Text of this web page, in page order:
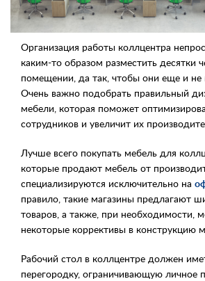
Организация работы коллцентра
каким-то образом разместить десятки
помещении, да так, чтобы они еще и не
Очень важно подобрать правильный
мебели, которая поможет
сотрудников и увеличит их
Лучше всего покупать мебель для
которые продают мебель от
специализируются исключительно на
правило, такие магазины предлагают
товаров, а также, при необходимости,
некоторые коррективы в конструкцию
Рабочий стол в коллцентре должен
перегородку, ограничивающую личное